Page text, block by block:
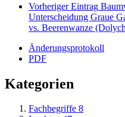
Vorheriger Eintrag
Unterscheidung Graue
vs. Beerenwanze
Änderungsprotokoll
PDF
Kategorien
Fachbegriffe 8